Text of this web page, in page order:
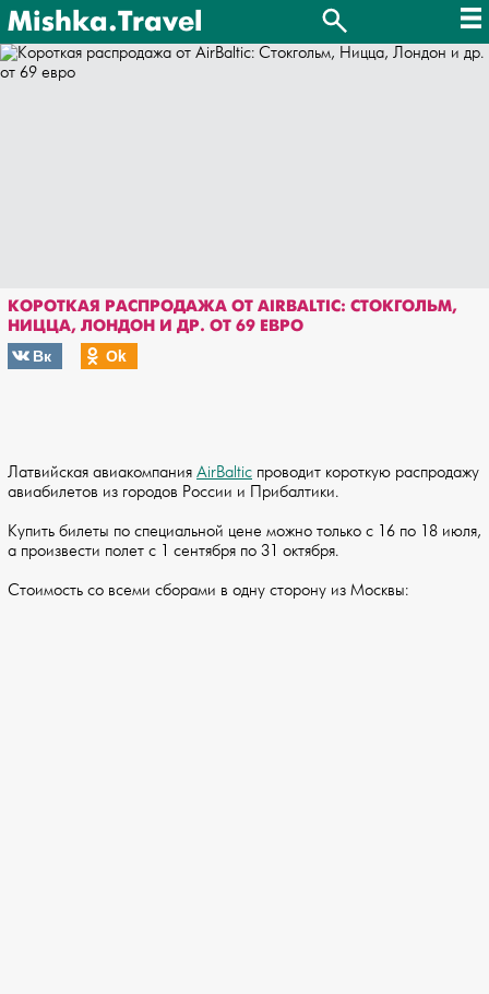
Mishka.Travel
КОРОТКАЯ РАСПРОДАЖА ОТ AIRBALTIC: СТОКГОЛЬМ,
НИЦЦА, ЛОНДОН И ДР. ОТ 69 ЕВРО
Вк
Оk
Латвийская авиакомпания AirBaltic проводит короткую распродажу
авиабилетов из городов России и Прибалтики.
Купить билеты по специальной цене можно только с 16 по 18 июля,
а произвести полет с 1 сентября по 31 октября.
Стоимость со всеми сборами в одну сторону из Москвы: